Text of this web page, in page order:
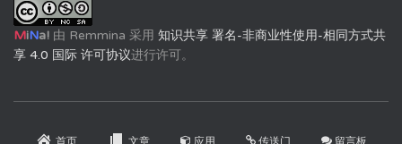
MiNa! 由 Remmina 采用 知识共享 署名-非商业性使用-相同方式共
享 4.0 国际 许可协议进行许可。
首页 文章 应用 传送门 留言板